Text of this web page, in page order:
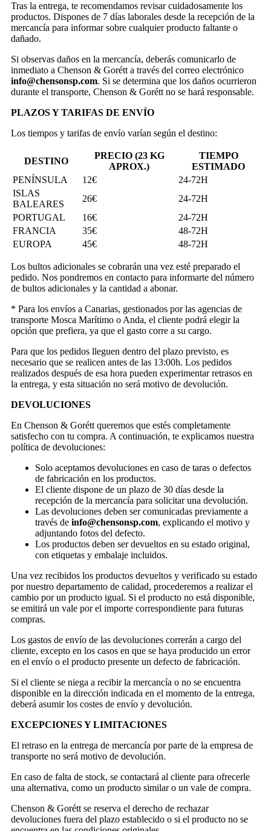
Tras la entrega, te recomendamos revisar cuidadosamente los
productos. Dispones de 7 días laborales desde la recepción de la
mercancía para informar sobre cualquier producto faltante o
dañado.
Si observas daños en la mercancía, deberás comunicarlo de
inmediato a Chenson & Gorétt a través del correo electrónico
info@chensonsp.com. Si se determina que los daños ocurrieron
durante el transporte, Chenson & Gorétt no se hará responsable.
PLAZOS Y TARIFAS DE ENVÍO
Los tiempos y tarifas de envío varían según el destino:
DESTINO
PRECIO (23 KG
APROX.)
TIEMPO
ESTIMADO
PENÍNSULA
12€
24-72H
ISLAS
BALEARES
26€
24-72H
PORTUGAL
16€
24-72H
FRANCIA
35€
48-72H
EUROPA
45€ 48-72H
Los bultos adicionales se cobrarán una vez esté preparado el
pedido. Nos pondremos en contacto para informarte del número
de bultos adicionales y la cantidad a abonar.
* Para los envíos a Canarias, gestionados por las agencias de
transporte Mosca Marítimo o Anda, el cliente podrá elegir la
opción que prefiera, ya que el gasto corre a su cargo.
Para que los pedidos lleguen dentro del plazo previsto, es
necesario que se realicen antes de las 13:00h. Los pedidos
realizados después de esa hora pueden experimentar retrasos en
la entrega, y esta situación no será motivo de devolución.
DEVOLUCIONES
En Chenson & Gorétt queremos que estés completamente
satisfecho con tu compra. A continuación, te explicamos nuestra
política de devoluciones:
Solo aceptamos devoluciones en caso de taras o defectos
de fabricación en los productos.
El cliente dispone de un plazo de 30 días desde la
recepción de la mercancía para solicitar una devolución.
Las devoluciones deben ser comunicadas previamente a
través de info@chensonsp.com, explicando el motivo y
adjuntando fotos del defecto.
Los productos deben ser devueltos en su estado original,
con etiquetas y embalaje incluidos.
Una vez recibidos los productos devueltos y verificado su estado
por nuestro departamento de calidad, procederemos a realizar el
cambio por un producto igual. Si el producto no está disponible,
se emitirá un vale por el importe correspondiente para futuras
compras.
Los gastos de envío de las devoluciones correrán a cargo del
cliente, excepto en los casos en que se haya producido un error
en el envío o el producto presente un defecto de fabricación.
Si el cliente se niega a recibir la mercancía o no se encuentra
disponible en la dirección indicada en el momento de la entrega,
deberá asumir los costes de envío y devolución.
EXCEPCIONES Y LIMITACIONES
El retraso en la entrega de mercancía por parte de la empresa de
transporte no será motivo de devolución.
En caso de falta de stock, se contactará al cliente para ofrecerle
una alternativa, como un producto similar o un vale de compra.
Chenson & Gorétt se reserva el derecho de rechazar
devoluciones fuera del plazo establecido o si el producto no se